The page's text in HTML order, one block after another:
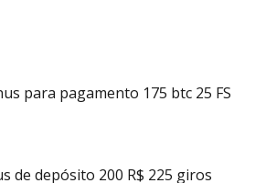
para pagamento 175 btc 25 FS
de depósito 200 R$ 225 giros